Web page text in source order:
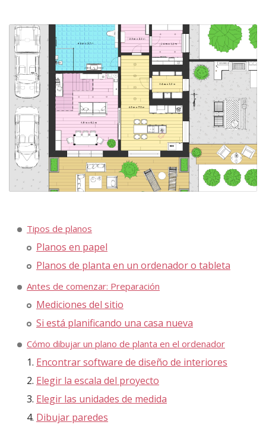
Tipos de planos
Planos en papel
Planos de planta en un ordenador o tableta
Antes de comenzar: Preparación
Mediciones del sitio
Si está planificando una casa nueva
Cómo dibujar un plano de planta en el ordenador
Encontrar software de diseño de interiores
Elegir la escala del proyecto
Elegir las unidades de medida
Dibujar paredes